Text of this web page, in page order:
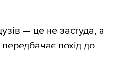
— це не застуда, а
похід до